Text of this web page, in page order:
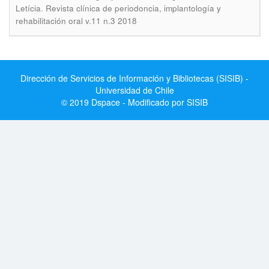
Letícia. Revista clínica de periodoncia, implantología y
rehabilitación oral v.11 n.3 2018
Dirección de Servicios de Información y Bibliotecas (SISIB) -
Universidad de Chile
© 2019 Dspace - Modificado por SISIB